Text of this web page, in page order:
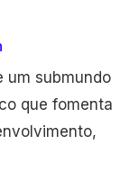
um submundo
que fomenta